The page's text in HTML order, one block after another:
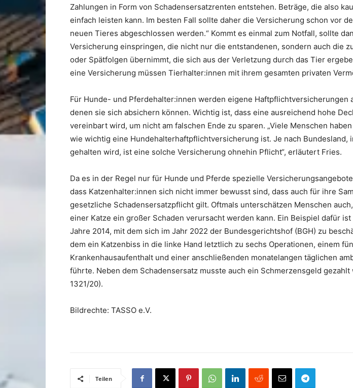
Zahlungen in Form von Schadensersatzrenten entstehen. Beträge, die also
einfach leisten kann. Im besten Fall sollte daher die Versicherung schon vor
neuen Tieres abgeschlossen werden.“ Kommt es einmal zum Notfall, sollte
Versicherung einspringen, die nicht nur die entstandenen, sondern auch die
oder Spätfolgen übernimmt, die sich aus der Verletzung durch das Tier
eine Versicherung müssen Tierhalter:innen mit ihrem gesamten privaten
Für Hunde- und Pferdehalter:innen werden eigene Haftpflichtversicherungen
denen sie sich absichern können. Wichtig ist, dass eine ausreichend hohe
vereinbart wird, um nicht am falschen Ende zu sparen. „Viele Menschen
wie wichtig eine Hundehalterhaftpflichtversicherung ist. Je nach Bundesland,
gehalten wird, ist eine solche Versicherung ohnehin Pflicht“, erläutert Fries.
Da es in der Regel nur für Hunde und Pferde spezielle
dass Katzenhalter:innen sich nicht immer bewusst sind, dass auch für ihre
gesetzliche Schadensersatzpflicht gilt. Oftmals unterschätzen Menschen
einer Katze ein großer Schaden verursacht werden kann. Ein Beispiel dafür ist
Jahre 2014, mit dem sich im Jahr 2022 der Bundesgerichtshof (BGH) zu
dem ein Katzenbiss in die linke Hand letztlich zu sechs Operationen, einem
Krankenhausaufenthalt und einer anschließenden monatelangen täglichen
führte. Neben dem Schadensersatz musste auch ein Schmerzensgeld gezahlt
1321/20).
Bildrechte: TASSO e.V.
Teilen